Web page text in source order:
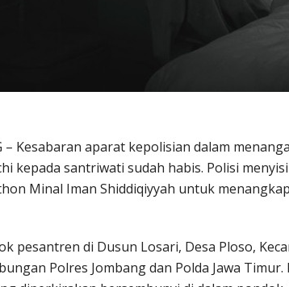
– Kesabaran aparat kepolisian dalam
kepada santriwati sudah habis. Polisi
Minal Iman Shiddiqiyyah untuk
pesantren di Dusun Losari, Desa Ploso,
Polres Jombang dan Polda Jawa